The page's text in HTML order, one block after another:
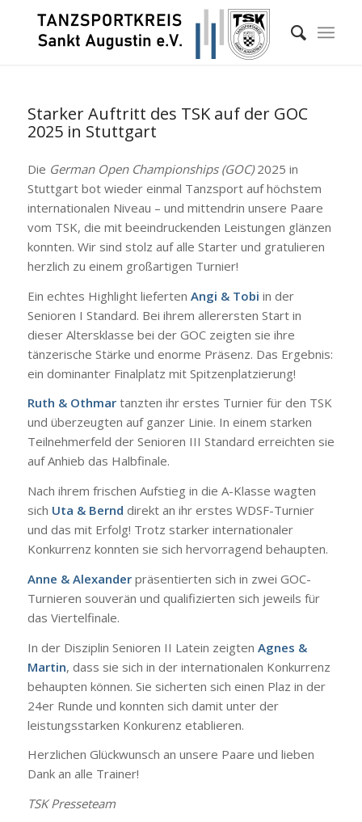
Starker Auftritt des TSK auf der GOC
2025 in Stuttgart
Die German Open Championships (GOC)2025 in
Stuttgart bot wieder einmal Tanzsport auf höchstem
internationalen Niveau – und mittendrin unsere Paare
vom TSK, die mit beeindruckenden Leistungen glänzen
konnten. Wir sind stolz auf alle Starter und gratulieren
herzlich zu einem großartigen Turnier!
Ein echtes Highlight lieferten Angi & Tobi in der
Senioren I Standard. Bei ihrem allerersten Start in
dieser Altersklasse bei der GOC zeigten sie ihre
tänzerische Stärke und enorme Präsenz. Das Ergebnis:
ein dominanter Finalplatz mit Spitzenplatzierung!
Ruth & Othmartanzten ihr erstes Turnier für den TSK
und überzeugten auf ganzer Linie. In einem starken
Teilnehmerfeld der Senioren III Standard erreichten sie
auf Anhieb das Halbfinale.
Nach ihrem frischen Aufstieg in die A-Klasse wagten
sich Uta & Bernd direkt an ihr erstes WDSF-Turnier
und das mit Erfolg! Trotz starker internationaler
Konkurrenz konnten sie sich hervorragend behaupten.
Anne & Alexander präsentierten sich in zwei GOC-
Turnieren souverän und qualifizierten sich jeweils für
das Viertelfinale.
In der Disziplin Senioren II Latein zeigten Agnes &
Martin, dass sie sich in der internationalen Konkurrenz
behaupten können. Sie sicherten sich einen Plaz in der
24er Runde und konnten sich damit unter der
leistungsstarken Konkurenz etablieren.
Herzlichen Glückwunsch an unsere Paare und lieben
Dank an alle Trainer!
TSK Presseteam